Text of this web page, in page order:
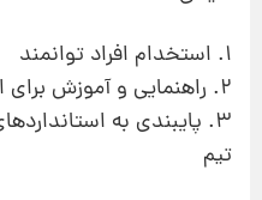
1. استخدام افراد توانمند
2. راهنمایی و آموزش برای ارتقای عملکرد
3. پایبندی به
تیم